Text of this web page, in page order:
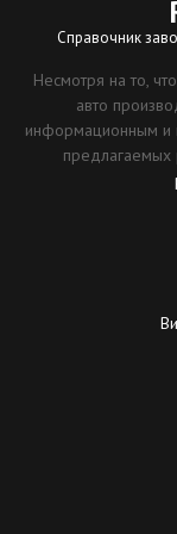
Справочник
Несмотря на то,
авто
информационным и